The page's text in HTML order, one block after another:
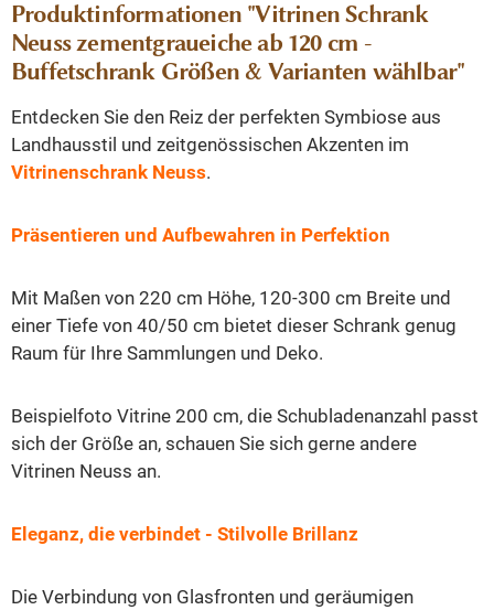
Produktinformationen "Vitrinen Schrank
Neuss zementgraueiche ab 120 cm -
Buffetschrank Größen & Varianten wählbar"
Entdecken Sie den Reiz der perfekten Symbiose aus
Landhausstil und zeitgenössischen Akzenten im
Vitrinenschrank Neuss.
Präsentieren und Aufbewahren in Perfektion
Mit Maßen von 220 cm Höhe, 120-300 cm Breite und
einer Tiefe von 40/50 cm bietet dieser Schrank genug
Raum für Ihre Sammlungen und Deko.
Beispielfoto Vitrine 200 cm, die Schubladenanzahl passt
sich der Größe an, schauen Sie sich gerne andere
Vitrinen Neuss an.
Eleganz, die verbindet - Stilvolle Brillanz
Die Verbindung von Glasfronten und geräumigen